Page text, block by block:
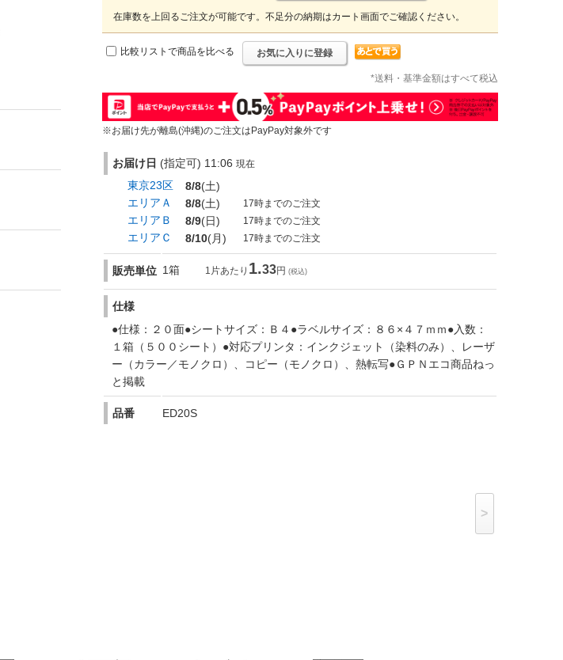
在庫数を上回るご注文が可能です。不足分の納期はカート画面でご確認ください。
比較リストで商品を比べる お気に入りに登録
*送料・基準金額はすべて税込
※お届け先が離島(沖縄)のご注文はPayPay対象外です
お届け日 (指定可) 11:06 現在
東京23区 8/8(土)
エリアＡ
8/8(土) 17時までのご注文
エリアＢ 8/9(日) 17時までのご注文
エリアＣ 8/10(月) 17時までのご注文
販売単位 1箱 1片あたり 1.33円 (税込)
仕様
●仕様：２０面●シートサイズ：Ｂ４●ラベルサイズ：８６×４７ｍｍ●入数：
１箱（５００シート）●対応プリンタ：インクジェット（染料のみ）、レーザ
ー（カラー／モノクロ）、コピー（モノクロ）、熱転写●ＧＰＮエコ商品ねっ
と掲載
品番 ED20S
>